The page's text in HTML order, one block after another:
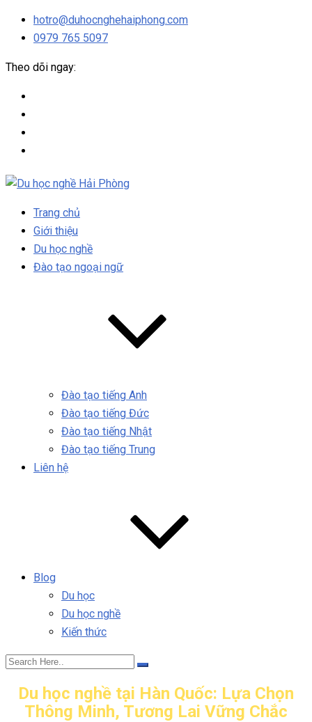
hotro@duhocnghehaiphong.com
0979 765 5097
Theo dõi ngay:
Trang chủ
Giới thiệu
Du học nghề
Đào tạo ngoại ngữ
Đào tạo tiếng Anh
Đào tạo tiếng Đức
Đào tạo tiếng Nhật
Đào tạo tiếng Trung
Liên hệ
Blog
Du học
Du học nghề
Kiến thức
Du học nghề tại Hàn Quốc: Lựa Chọn
Thông Minh, Tương Lai Vững Chắc